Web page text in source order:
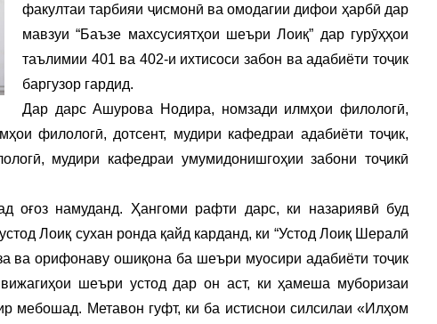
факултаи тарбияи ҷисмонӣ ва омодагии дифои ҳарбӣ дар
мавзуи “Баъзе махсусиятҳои шеъри Лоиқ” дар гурӯҳҳои
таълимии 401 ва 402-и ихтисоси забон ва адабиёти тоҷик
баргузор гардид.
Дар дарс Ашурова Нодира, номзади илмҳои филологӣ,
филологӣ, дотсент, мудири кафедраи адабиёти тоҷик,
мудири кафедраи умумидонишгоҳии забони тоҷикӣ
оғоз намуданд. Ҳангоми рафти дарс, ки назариявӣ буд
Лоиқ сухан ронда қайд карданд, ки “Устод Лоиқ Шералӣ
ва орифонаву ошиқона ба шеъри муосири адабиёти тоҷик
шеъри устод дар он аст, ки ҳамеша муборизаи
мебошад. Метавон гуфт, ки ба истиснои силсилаи «Илҳом